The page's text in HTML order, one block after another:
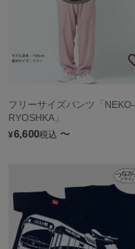
フリーサイズパンツ「NEKO-
RYOSHKA」
¥6,600税込 〜